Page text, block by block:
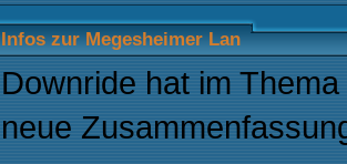
Infos zur Megesheimer Lan
Downride hat im
neue